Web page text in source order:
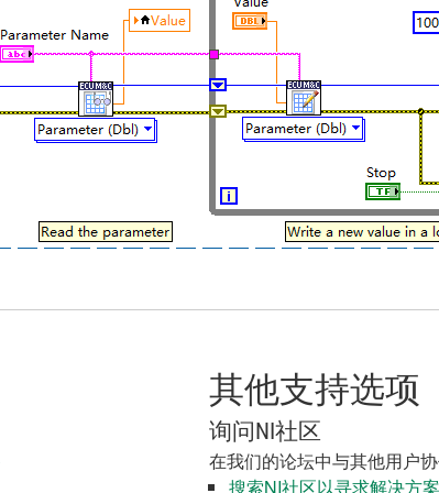
其他支持选项
询问NI社区
在我们的论坛中与其他用户
搜索NI社区以寻求解决方案